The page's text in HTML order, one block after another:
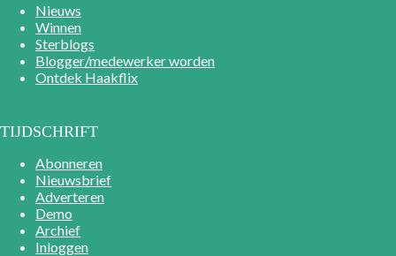
Nieuws
Winnen
Sterblogs
Blogger/medewerker worden
Ontdek Haakflix
TIJDSCHRIFT
Abonneren
Nieuwsbrief
Adverteren
Demo
Archief
Inloggen